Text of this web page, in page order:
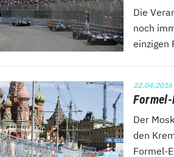
Die
noch
einzigen
22.04.2016
Der
den
Formel-